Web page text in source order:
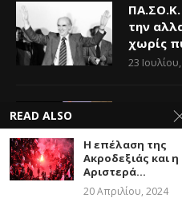
την
χωρίς
23
Η
14
READ ALSO
Η επέλαση της
Ακροδεξιάς και η
Αριστερά...
20 Απριλίου, 2024